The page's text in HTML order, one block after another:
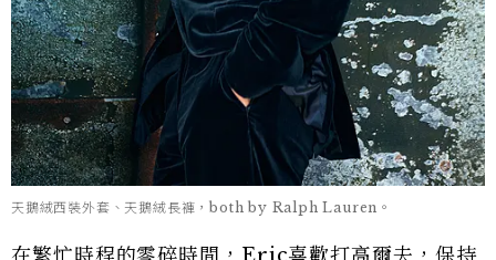
天鵝絨西裝外套、天鵝絨長褲，both by Ralph Lauren。